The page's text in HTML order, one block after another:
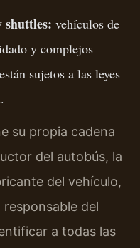
shuttles: vehículos de
y complejos
sujetos a las leyes
su propia cadena
del autobús, la
del vehículo,
del
a todas las